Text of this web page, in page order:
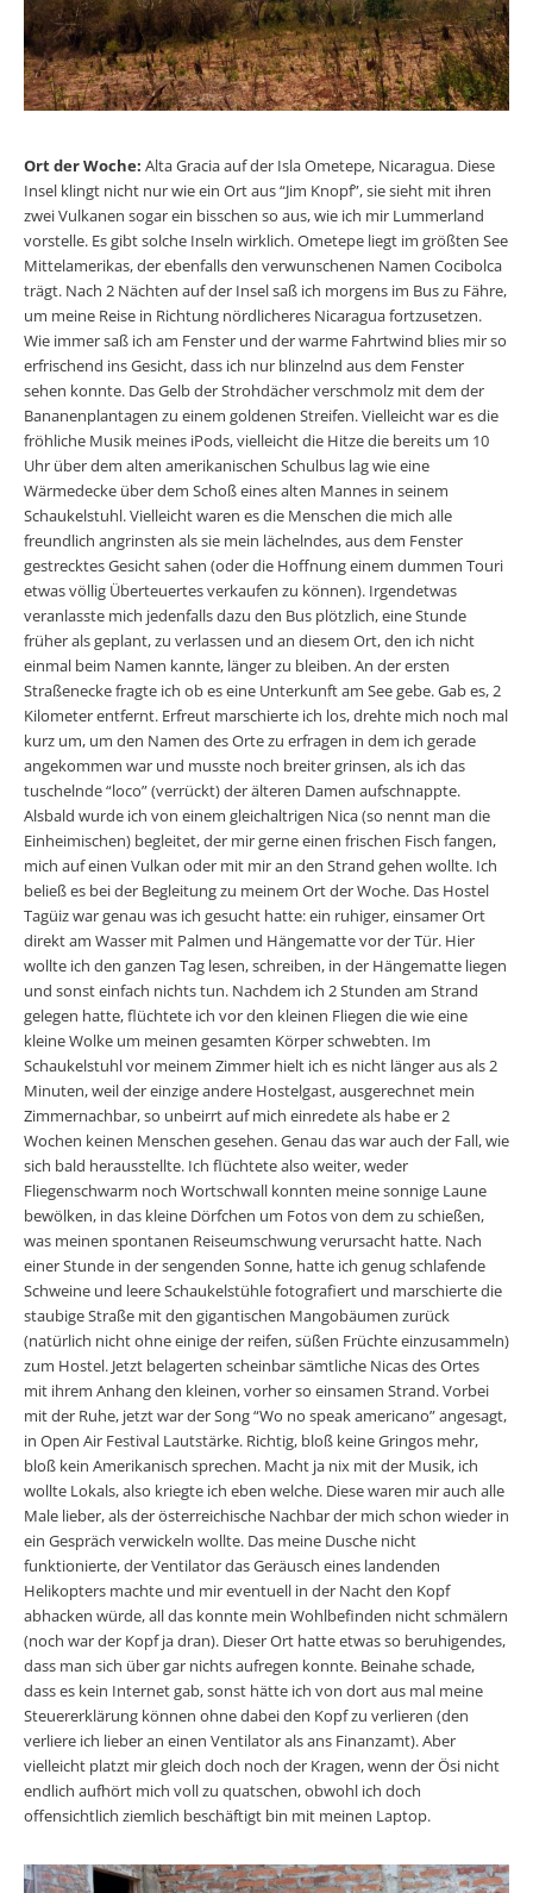
Ort der Woche: Alta Gracia auf der Isla Ometepe, Nicaragua. Diese
Insel klingt nicht nur wie ein Ort aus “Jim Knopf”, sie sieht mit ihren
zwei Vulkanen sogar ein bisschen so aus, wie ich mir Lummerland
vorstelle. Es gibt solche Inseln wirklich. Ometepe liegt im größten See
Mittelamerikas, der ebenfalls den verwunschenen Namen Cocibolca
trägt. Nach 2 Nächten auf der Insel saß ich morgens im Bus zu Fähre,
um meine Reise in Richtung nördlicheres Nicaragua fortzusetzen.
Wie immer saß ich am Fenster und der warme Fahrtwind blies mir so
erfrischend ins Gesicht, dass ich nur blinzelnd aus dem Fenster
sehen konnte. Das Gelb der Strohdächer verschmolz mit dem der
Bananenplantagen zu einem goldenen Streifen. Vielleicht war es die
fröhliche Musik meines iPods, vielleicht die Hitze die bereits um 10
Uhr über dem alten amerikanischen Schulbus lag wie eine
Wärmedecke über dem Schoß eines alten Mannes in seinem
Schaukelstuhl. Vielleicht waren es die Menschen die mich alle
freundlich angrinsten als sie mein lächelndes, aus dem Fenster
gestrecktes Gesicht sahen (oder die Hoffnung einem dummen Touri
etwas völlig Überteuertes verkaufen zu können). Irgendetwas
veranlasste mich jedenfalls dazu den Bus plötzlich, eine Stunde
früher als geplant, zu verlassen und an diesem Ort, den ich nicht
einmal beim Namen kannte, länger zu bleiben. An der ersten
Straßenecke fragte ich ob es eine Unterkunft am See gebe. Gab es, 2
Kilometer entfernt. Erfreut marschierte ich los, drehte mich noch mal
kurz um, um den Namen des Orte zu erfragen in dem ich gerade
angekommen war und musste noch breiter grinsen, als ich das
tuschelnde “loco” (verrückt) der älteren Damen aufschnappte.
Alsbald wurde ich von einem gleichaltrigen Nica (so nennt man die
Einheimischen) begleitet, der mir gerne einen frischen Fisch fangen,
mich auf einen Vulkan oder mit mir an den Strand gehen wollte. Ich
beließ es bei der Begleitung zu meinem Ort der Woche. Das Hostel
Tagüiz war genau was ich gesucht hatte: ein ruhiger, einsamer Ort
direkt am Wasser mit Palmen und Hängematte vor der Tür. Hier
wollte ich den ganzen Tag lesen, schreiben, in der Hängematte liegen
und sonst einfach nichts tun. Nachdem ich 2 Stunden am Strand
gelegen hatte, flüchtete ich vor den kleinen Fliegen die wie eine
kleine Wolke um meinen gesamten Körper schwebten. Im
Schaukelstuhl vor meinem Zimmer hielt ich es nicht länger aus als 2
Minuten, weil der einzige andere Hostelgast, ausgerechnet mein
Zimmernachbar, so unbeirrt auf mich einredete als habe er 2
Wochen keinen Menschen gesehen. Genau das war auch der Fall, wie
sich bald herausstellte. Ich flüchtete also weiter, weder
Fliegenschwarm noch Wortschwall konnten meine sonnige Laune
bewölken, in das kleine Dörfchen um Fotos von dem zu schießen,
was meinen spontanen Reiseumschwung verursacht hatte. Nach
einer Stunde in der sengenden Sonne, hatte ich genug schlafende
Schweine und leere Schaukelstühle fotografiert und marschierte die
staubige Straße mit den gigantischen Mangobäumen zurück
(natürlich nicht ohne einige der reifen, süßen Früchte einzusammeln)
zum Hostel. Jetzt belagerten scheinbar sämtliche Nicas des Ortes
mit ihrem Anhang den kleinen, vorher so einsamen Strand. Vorbei
mit der Ruhe, jetzt war der Song “Wo no speak americano” angesagt,
in Open Air Festival Lautstärke. Richtig, bloß keine Gringos mehr,
bloß kein Amerikanisch sprechen. Macht ja nix mit der Musik, ich
wollte Lokals, also kriegte ich eben welche. Diese waren mir auch alle
Male lieber, als der österreichische Nachbar der mich schon wieder in
ein Gespräch verwickeln wollte. Das meine Dusche nicht
funktionierte, der Ventilator das Geräusch eines landenden
Helikopters machte und mir eventuell in der Nacht den Kopf
abhacken würde, all das konnte mein Wohlbefinden nicht schmälern
(noch war der Kopf ja dran). Dieser Ort hatte etwas so beruhigendes,
dass man sich über gar nichts aufregen konnte. Beinahe schade,
dass es kein Internet gab, sonst hätte ich von dort aus mal meine
Steuererklärung können ohne dabei den Kopf zu verlieren (den
verliere ich lieber an einen Ventilator als ans Finanzamt). Aber
vielleicht platzt mir gleich doch noch der Kragen, wenn der Ösi nicht
endlich aufhört mich voll zu quatschen, obwohl ich doch
offensichtlich ziemlich beschäftigt bin mit meinen Laptop.